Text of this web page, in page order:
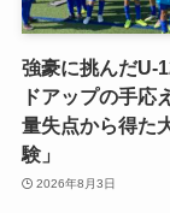
強豪に挑んだU-
ドアップの手応
量失点から得た
験」
2026年8月3日